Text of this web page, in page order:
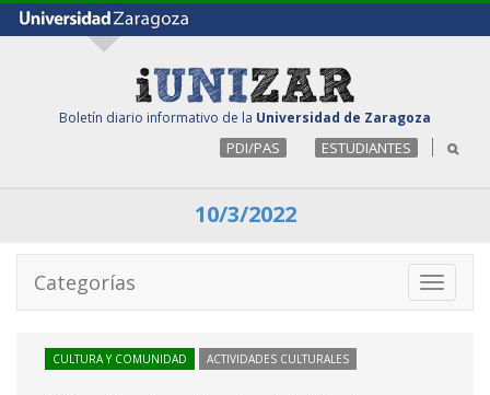
Boletín diario informativo de la Universidad de Zaragoza
PDI/PAS ESTUDIANTES
10/3/2022
Toggle
Categorías
CULTURA Y COMUNIDAD ACTIVIDADES CULTURALES